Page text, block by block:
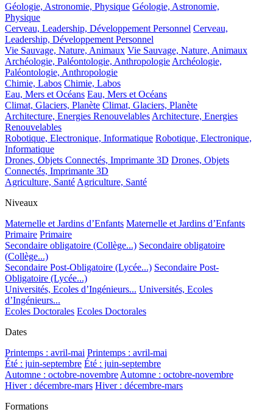
Géologie, Astronomie, Physique Géologie, Astronomie,
Physique
Cerveau, Leadership, Développement Personnel Cerveau,
Leadership, Développement Personnel
Vie Sauvage, Nature, Animaux Vie Sauvage, Nature, Animaux
Archéologie, Paléontologie, Anthropologie Archéologie,
Paléontologie, Anthropologie
Chimie, Labos Chimie, Labos
Eau, Mers et Océans Eau, Mers et Océans
Climat, Glaciers, Planète Climat, Glaciers, Planète
Architecture, Energies Renouvelables Architecture, Energies
Renouvelables
Robotique, Electronique, Informatique Robotique, Electronique,
Informatique
Drones, Objets Connectés, Imprimante 3D Drones, Objets
Connectés, Imprimante 3D
Agriculture, Santé Agriculture, Santé
Niveaux
Maternelle et Jardins d’Enfants Maternelle et Jardins d’Enfants
Primaire Primaire
Secondaire obligatoire (Collège...) Secondaire obligatoire
(Collège...)
Secondaire Post-Obligatoire (Lycée...) Secondaire Post-
Obligatoire (Lycée...)
Universités, Ecoles d’Ingénieurs... Universités, Ecoles
d’Ingénieurs...
Ecoles Doctorales Ecoles Doctorales
Dates
Printemps : avril-mai Printemps : avril-mai
Été : juin-septembre Été : juin-septembre
Automne : octobre-novembre Automne : octobre-novembre
Hiver : décembre-mars Hiver : décembre-mars
Formations